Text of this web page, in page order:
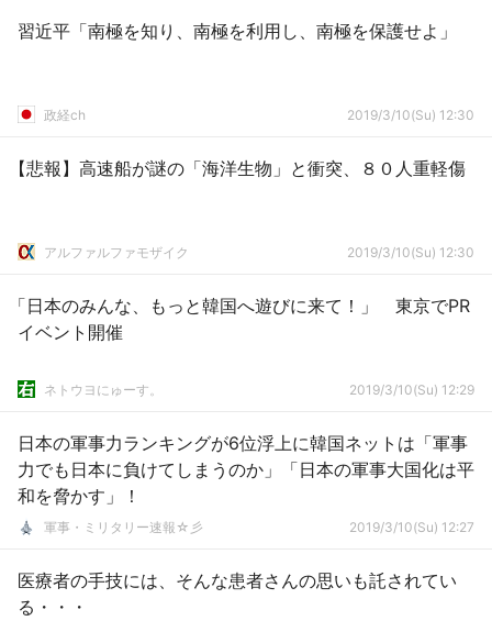
習近平「南極を知り、南極を利用し、南極を保護せよ」
政経ch 2019/3/10(Su) 12:30
【悲報】高速船が謎の「海洋生物」と衝突、８０人重軽傷
アルファルファモザイク 2019/3/10(Su) 12:30
「日本のみんな、もっと韓国へ遊びに来て！」 東京でPR
イベント開催
ネトウヨにゅーす。 2019/3/10(Su) 12:29
日本の軍事力ランキングが6位浮上に韓国ネットは「軍事
力でも日本に負けてしまうのか」「日本の軍事大国化は平
和を脅かす」！
軍事・ミリタリー速報☆彡 2019/3/10(Su) 12:27
医療者の手技には、そんな患者さんの思いも託されてい
る・・・